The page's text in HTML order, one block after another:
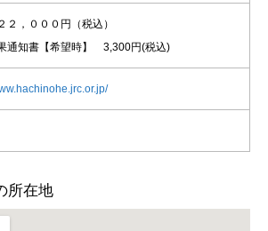
，０００円（税込）
通知書【希望時】 3,300円(税込)
所在地